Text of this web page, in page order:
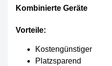
Kombinierte Geräte
Vorteile:
Kostengünstiger
Platzsparend